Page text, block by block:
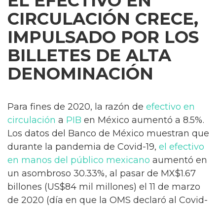
CIRCULACIÓN CRECE,
IMPULSADO POR LOS
BILLETES DE ALTA
DENOMINACIÓN
Para fines de 2020, la razón de efectivo en
circulación a PIB en México aumentó a 8.5%.
Los datos del Banco de México muestran que
durante la pandemia de Covid-19, el efectivo
en manos del público mexicano aumentó en
un asombroso 30.33%, al pasar de MX$1.67
billones (US$84 mil millones) el 11 de marzo
de 2020 (día en que la OMS declaró al Covid-